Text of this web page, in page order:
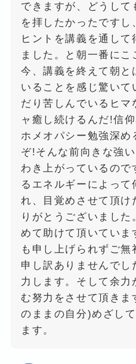
できますが、どうし
を拝したかったですし
ヒントを講義を通し
ました。と朝一番にこ
今、講義を終えて朝と
いることを感じ驚いて
だり苦しんでいるヒマ
ャ癒し続けるんだ!信
ホメオパシー勉強深め
ぞ!そんな前向きな強
わき上がっているので
るエネルギーによって
れ、目覚めさせて頂け
りがとうございまし
めて助けて頂いていま
も申し上げられずご
申し訳ありませんでし
力します。そして余
む努力をさせて頂きま
のままの自分)めざし
ます。